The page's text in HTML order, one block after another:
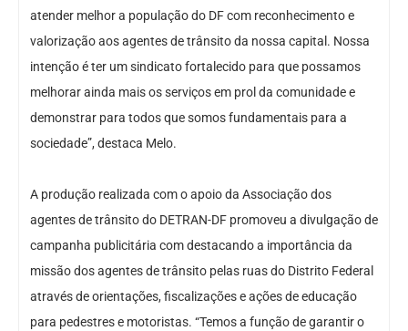
atender melhor a população do DF com reconhecimento e
valorização aos agentes de trânsito da nossa capital. Nossa
intenção é ter um sindicato fortalecido para que possamos
melhorar ainda mais os serviços em prol da comunidade e
demonstrar para todos que somos fundamentais para a
sociedade”, destaca Melo.
A produção realizada com o apoio da Associação dos
agentes de trânsito do DETRAN-DF promoveu a divulgação de
campanha publicitária com destacando a importância da
missão dos agentes de trânsito pelas ruas do Distrito Federal
através de orientações, fiscalizações e ações de educação
para pedestres e motoristas. “Temos a função de garantir o